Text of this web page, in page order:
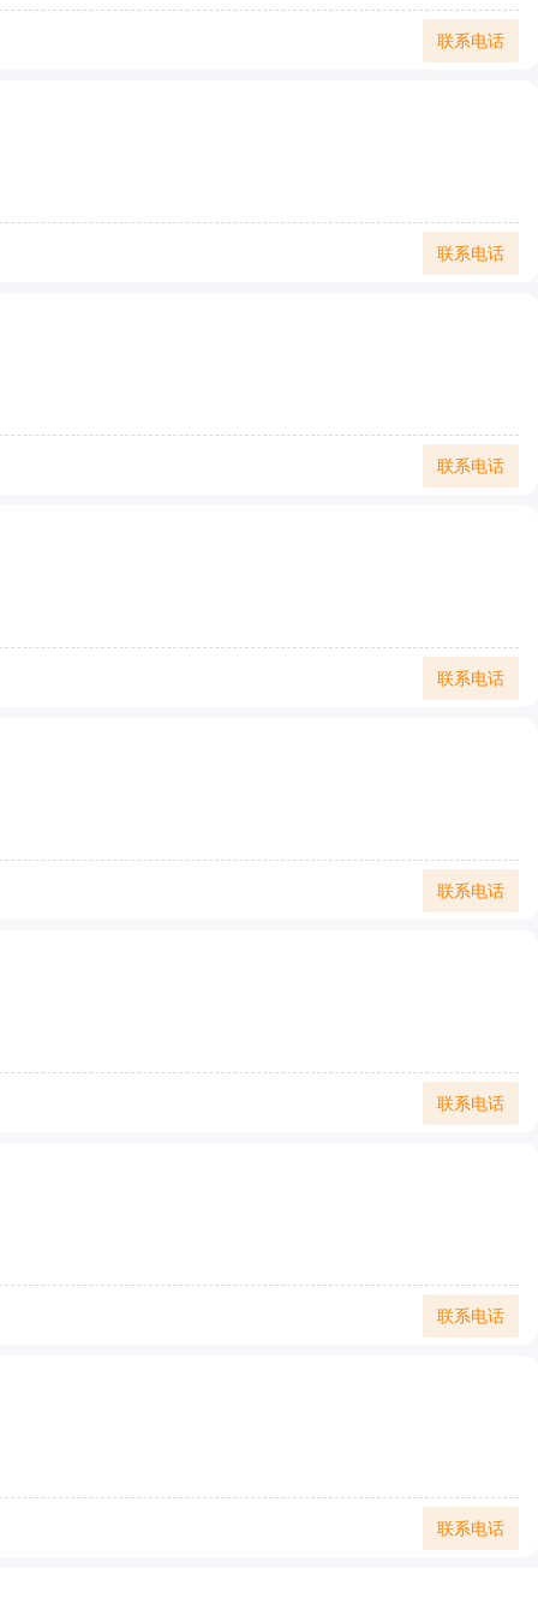
联系电话
联系电话
联系电话
联系电话
联系电话
联系电话
联系电话
联系电话